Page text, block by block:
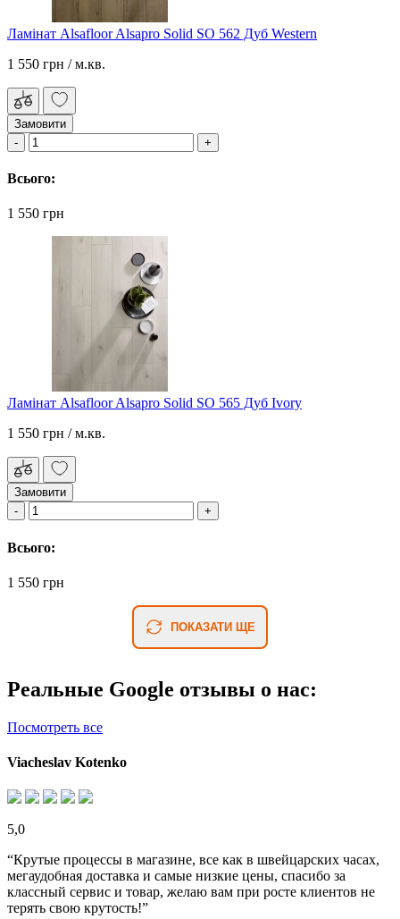
Ламінат Alsafloor Alsapro Solid SO 562 Дуб Western
1 550 грн / м.кв.
Замовити
Всього:
1 550 грн
Ламінат Alsafloor Alsapro Solid SO 565 Дуб Ivory
1 550 грн / м.кв.
Замовити
Всього:
1 550 грн
ПОКАЗАТИ ЩЕ
Реальные Google отзывы о нас:
Посмотреть все
Viacheslav Kotenko
5,0
“Крутые процессы в магазине, все как в швейцарских часах,
мегаудобная доставка и самые низкие цены, спасибо за
классный сервис и товар, желаю вам при росте клиентов не
терять свою крутость!”